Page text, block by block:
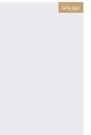
موريتانيا